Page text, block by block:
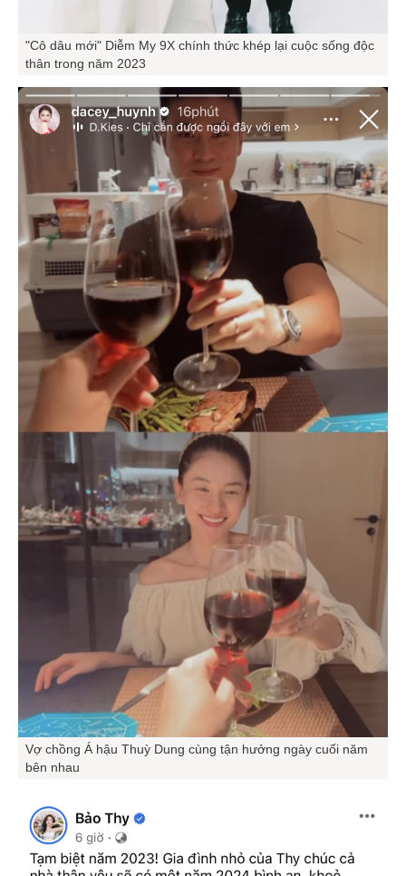
"Cô dâu mới" Diễm My 9X chính thức khép lại cuộc sống độc
thân trong năm 2023
Vợ chồng Á hậu Thuỳ Dung cùng tận hưởng ngày cuối năm
bên nhau